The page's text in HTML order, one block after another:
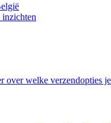
over welke verzendopties